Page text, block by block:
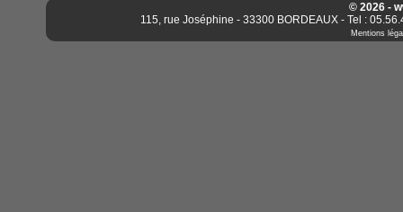
© 2026 -
115, rue Joséphine - 33300 BORDEAUX - Tel :
Mentions